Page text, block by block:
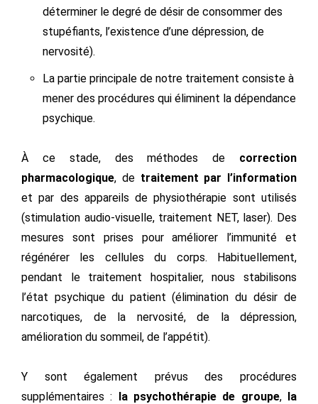
déterminer le degré de désir de consommer des
stupéfiants, l’existence d’une dépression, de
nervosité).
La partie principale de notre traitement consiste à
mener des procédures qui éliminent la dépendance
psychique.
À ce stade, des méthodes de correction
pharmacologique, de traitement par l’information
et par des appareils de physiothérapie sont utilisés
(stimulation audio-visuelle, traitement NET, laser). Des
mesures sont prises pour améliorer l’immunité et
régénérer les cellules du corps. Habituellement,
pendant le traitement hospitalier, nous stabilisons
l’état psychique du patient (élimination du désir de
narcotiques, de la nervosité, de la dépression,
amélioration du sommeil, de l’appétit).
Y sont également prévus des procédures
supplémentaires : la psychothérapie de groupe, la